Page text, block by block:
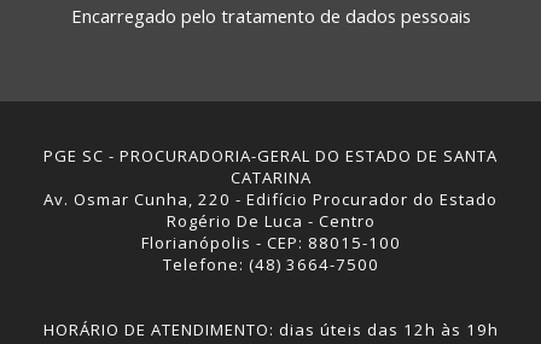
Encarregado pelo tratamento de dados pessoais
PGE SC - PROCURADORIA-GERAL DO ESTADO DE SANTA
CATARINA
Av. Osmar Cunha, 220 - Edifício Procurador do Estado
Rogério De Luca - Centro
Florianópolis - CEP: 88015-100
Telefone: (48) 3664-7500
HORÁRIO DE ATENDIMENTO: dias úteis das 12h às 19h